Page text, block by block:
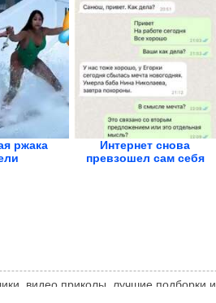
ржака
Интернет снова
превзошел сам себя
видео приколы, лучшие подборки и